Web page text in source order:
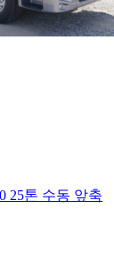
25톤 수동 앞축